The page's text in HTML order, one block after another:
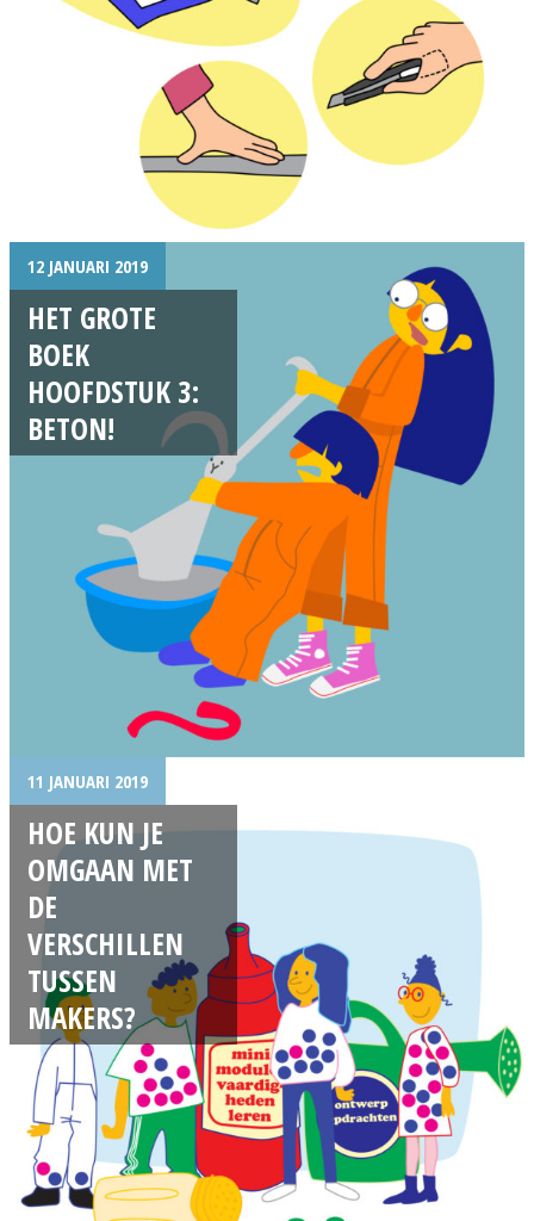
12 JANUARI 2019
HET GROTE
BOEK
HOOFDSTUK 3:
BETON!
11 JANUARI 2019
HOE KUN JE
OMGAAN MET
DE
VERSCHILLEN
TUSSEN
MAKERS?